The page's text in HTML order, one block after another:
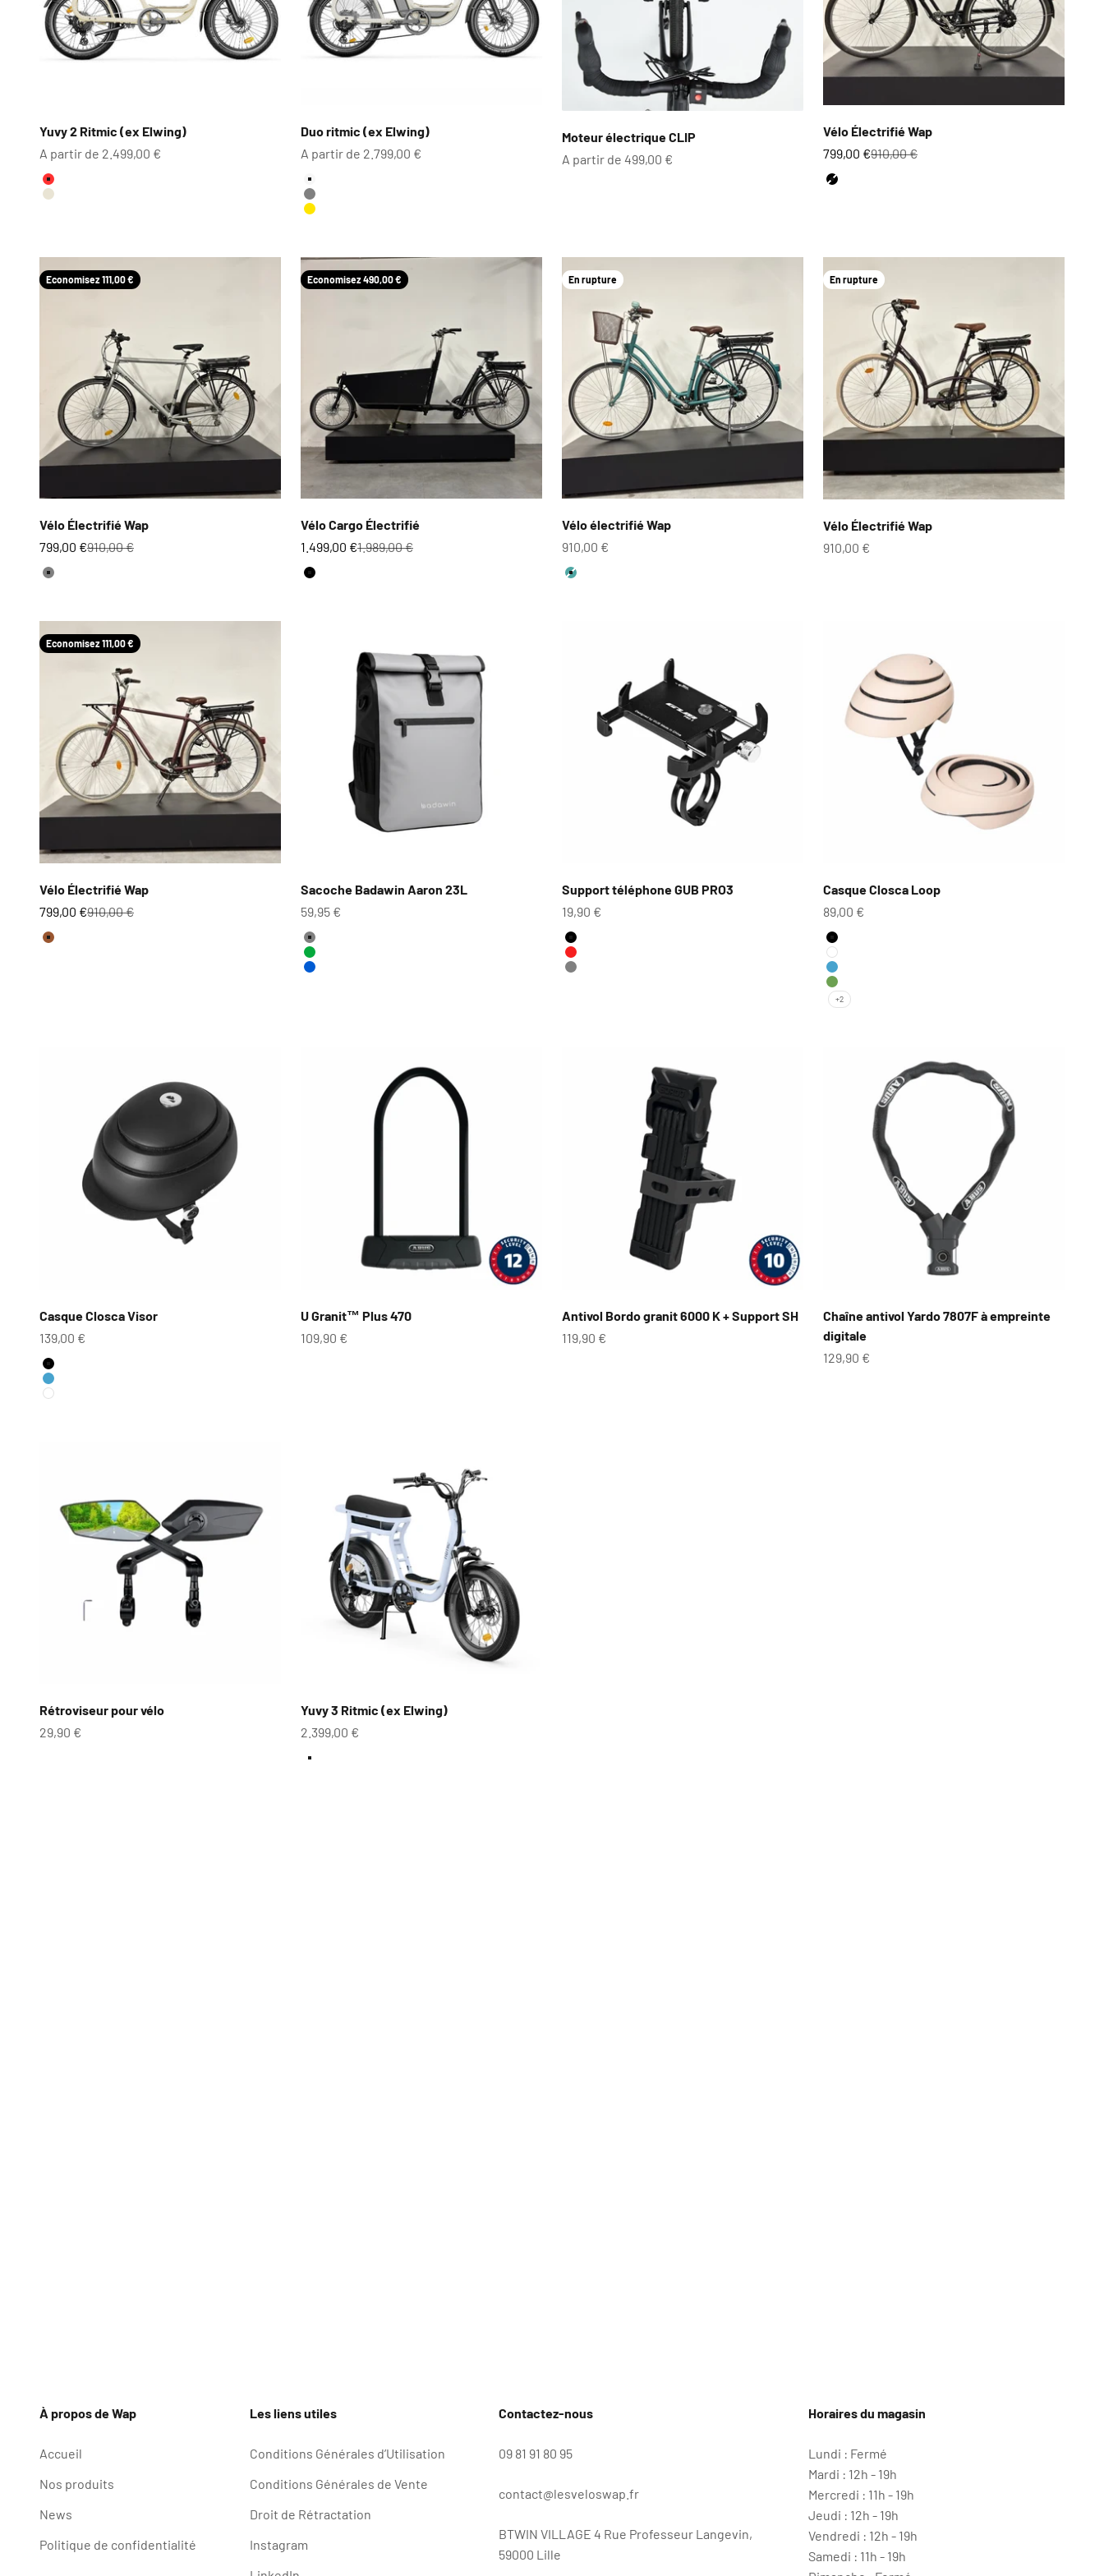
Yuvy 2 Ritmic (ex Elwing)
Prix de vente
A partir de 2.499,00 €
Couleur
Grenade
Steppe
Duo ritmic (ex Elwing)
Prix de vente
A partir de 2.799,00 €
Couleur
White Reflective
Gris
Jaune
Moteur électrique CLIP
Prix de vente
A partir de 499,00 €
Vélo Électrifié Wap
Prix de vente
799,00 €Prix normal
910,00 €
Couleur
Noir
Economisez 111,00 €
Vélo Électrifié Wap
Prix de vente
799,00 €Prix normal
910,00 €
Couleur
Gris
Economisez 490,00 €
Vélo Cargo Électrifié
Prix de vente
1.499,00 €Prix normal
1.989,00 €
Couleur
Noir
En rupture
Vélo électrifié Wap
Prix de vente
910,00 €
Couleur
vert
En rupture
Vélo Électrifié Wap
Prix de vente
910,00 €
Economisez 111,00 €
Vélo Électrifié Wap
Prix de vente
799,00 €Prix normal
910,00 €
Couleur
Marron
Sacoche Badawin Aaron 23L
Prix de vente
59,95 €
Couleur
Gris
Vert
Bleu
Support téléphone GUB PRO3
Prix de vente
19,90 €
Couleur
Noir
Rouge
Gris
Casque Closca Loop
Prix de vente
89,00 €
Couleur
Noir
Blanc
Bleu Abysse
Kaki
+2
Casque Closca Visor
Prix de vente
139,00 €
Couleur
Noir
Bleu Abysse
Blanc
U Granit™ Plus 470
Prix de vente
109,90 €
Antivol Bordo granit 6000 K + Support SH
Prix de vente
119,90 €
Chaîne antivol Yardo 7807F à empreinte
digitale
Prix de vente
129,90 €
Rétroviseur pour vélo
Prix de vente
29,90 €
Yuvy 3 Ritmic (ex Elwing)
Prix de vente
2.399,00 €
couleur
À propos de Wap
Accueil
Nos produits
News
Politique de confidentialité
Les liens utiles
Conditions Générales d’Utilisation
Conditions Générales de Vente
Droit de Rétractation
Instagram
Contactez-nous
09 81 91 80 95
contact@lesveloswap.fr
BTWIN VILLAGE 4 Rue Professeur Langevin,
59000 Lille
Horaires du magasin
Lundi : Fermé
Mardi : 12h - 19h
Mercredi : 11h - 19h
Jeudi : 12h - 19h
Vendredi : 12h - 19h
Samedi : 11h - 19h